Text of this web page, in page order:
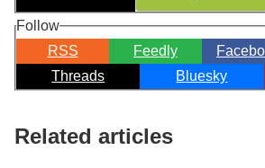
Follow
RSS
Feedly
Threads
Bluesky
Related articles